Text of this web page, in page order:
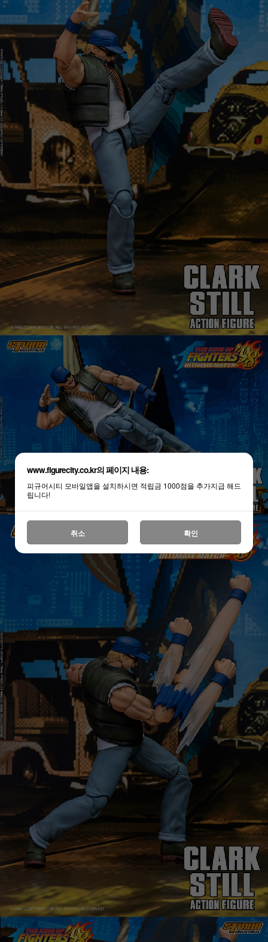
www.figurecity.co.kr의 페이지 내용:
피규어시티 모바일앱을 설치하시면 적립금 1000점을 추가지급 해드
립니다!
취소 확인